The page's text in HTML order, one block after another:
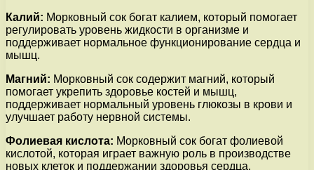
Калий: Морковный сок богат калием, который помогает
регулировать уровень жидкости в организме и
поддерживает нормальное функционирование сердца и
мышц.
Магний: Морковный сок содержит магний, который
помогает укрепить здоровье костей и мышц,
поддерживает нормальный уровень глюкозы в крови и
улучшает работу нервной системы.
Фолиевая кислота: Морковный сок богат фолиевой
кислотой, которая играет важную роль в производстве
новых клеток и поддержании здоровья сердца.